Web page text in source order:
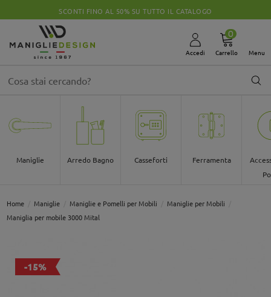
SCONTI FINO AL 50% SU TUTTO IL CATALOGO
Accedi
0
Carrello Menu
Maniglie Arredo Bagno Casseforti Ferramenta
Home Maniglie Maniglie e Pomelli per Mobili
Maniglie per Mobili
Maniglia per mobile 3000 Mital
-15%